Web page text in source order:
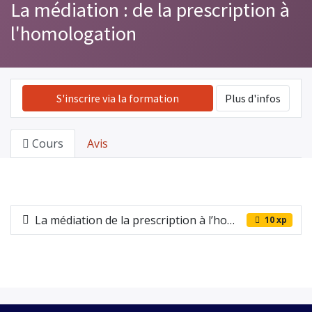
La médiation : de la prescription à
l'homologation
S'inscrire via la formation Plus d'infos
Cours Avis
La médiation de la prescription à l’homologation 10 xp